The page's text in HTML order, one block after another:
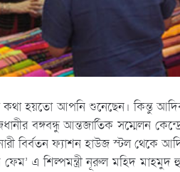
কথা হয়তো আপনি শুনেছেন। কিন্তু
বঙ্গবন্ধু আন্তজার্তিক সম্মেলন
বির্বতন ফ্যাশন হাউজ স্টল থেকে
এ শিল্পমন্ত্রী নূরুল মহিদ মাহমুদ